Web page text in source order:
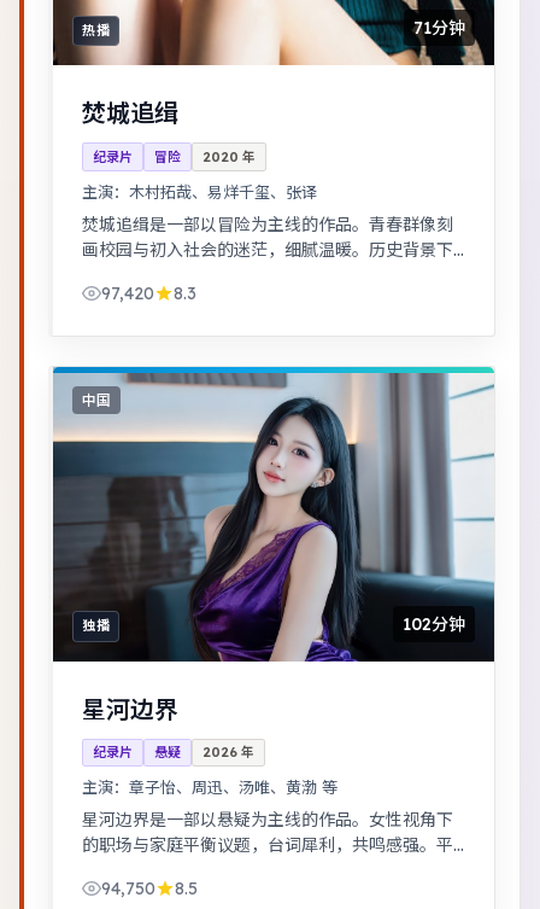
热播 71分钟
焚城追缉
纪录片 冒险 2020 年
主演： 木村拓哉、易烊千玺、张译
焚城追缉是一部以冒险为主线的作品。青春群像刻
画校园与初入社会的迷茫，细腻温暖。历史背景下
97,420
8.3
中国
独播 102分钟
星河边界
纪录片 悬疑 2026 年
主演： 章子怡、周迅、汤唯、黄渤 等
星河边界是一部以悬疑为主线的作品。女性视角下
的职场与家庭平衡议题，台词犀利，共鸣感强。平
和解。
94,750 8.5